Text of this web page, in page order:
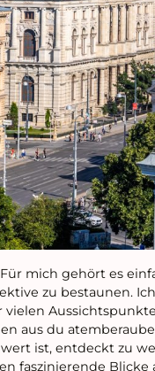
mich gehört es
zu bestaunen.
vielen
aus du
ist, entdeckt zu
faszinierende Blicke